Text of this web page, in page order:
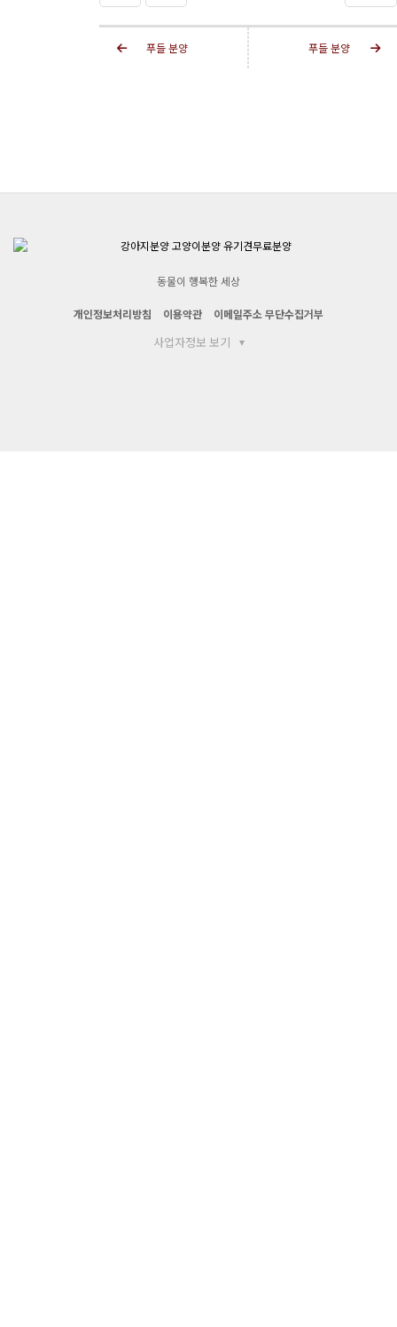
푸들 분양 푸들 분양
동물이 행복한 세상
개인정보처리방침 이용약관 이메일주소 무단수집거부
사업자정보 보기 ▾